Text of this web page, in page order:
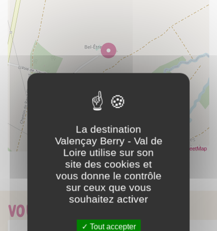
ACTIVITÉS
Baignade
Location de vélos Nautisme Pêche
Piscine collective Sports aériens
Tennis collectif
Leaflet | Données © OpenStreetMap OpenStreetMap
Partager ce contenu
Vous aimerez aussi...
La destination
Valençay Berry - Val de
Loire utilise sur son
site des cookies et
vous donne le contrôle
sur ceux que vous
souhaitez activer
Tout accepter